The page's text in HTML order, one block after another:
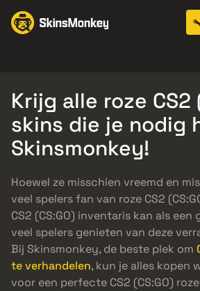
Krijg alle roze CS2
skins die je nodig
Skinsmonkey!
Hoewel ze misschien vreemd en
veel spelers fan van roze CS2
CS2 (CS:GO) inventaris kan als een
veel spelers genieten van deze
Bij Skinsmonkey, de beste plek om
te verhandelen, kun je alles kopen
voor een perfecte CS2 (CS:GO)